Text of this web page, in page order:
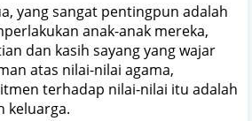
yang sangat pentingpun adalah
anak-anak mereka,
dan kasih sayang yang wajar
atas nilai-nilai agama,
terhadap nilai-nilai itu adalah
keluarga.